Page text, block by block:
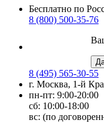
Бесплатно по
8 (800) 500-35-76
8 (495) 565-30-55
г. Москва, 1-й
пн-пт: 9:00-20:00
сб: 10:00-18:00
вс: (по